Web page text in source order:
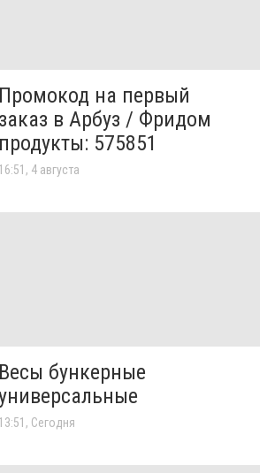
Промокод на первый
заказ в Арбуз / Фридом
продукты: 575851
16:51, 4 августа
Весы бункерные
13:51, Сегодня